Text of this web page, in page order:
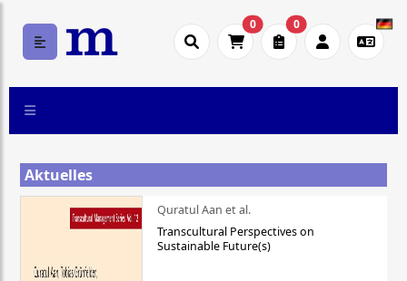
0 0
Aktuelles
Quratul Aan et al.
Transcultural Perspectives on
Sustainable Future(s)